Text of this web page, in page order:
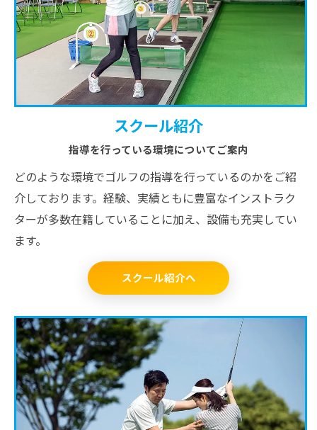
スクール紹介
指導を行っている環境についてご案内
どのような環境でゴルフの指導を行っているのかをご紹
介しております。経験、実績ともに豊富なインストラク
ターが多数在籍していることに加え、設備も充実してい
ます。
スクール紹介へ